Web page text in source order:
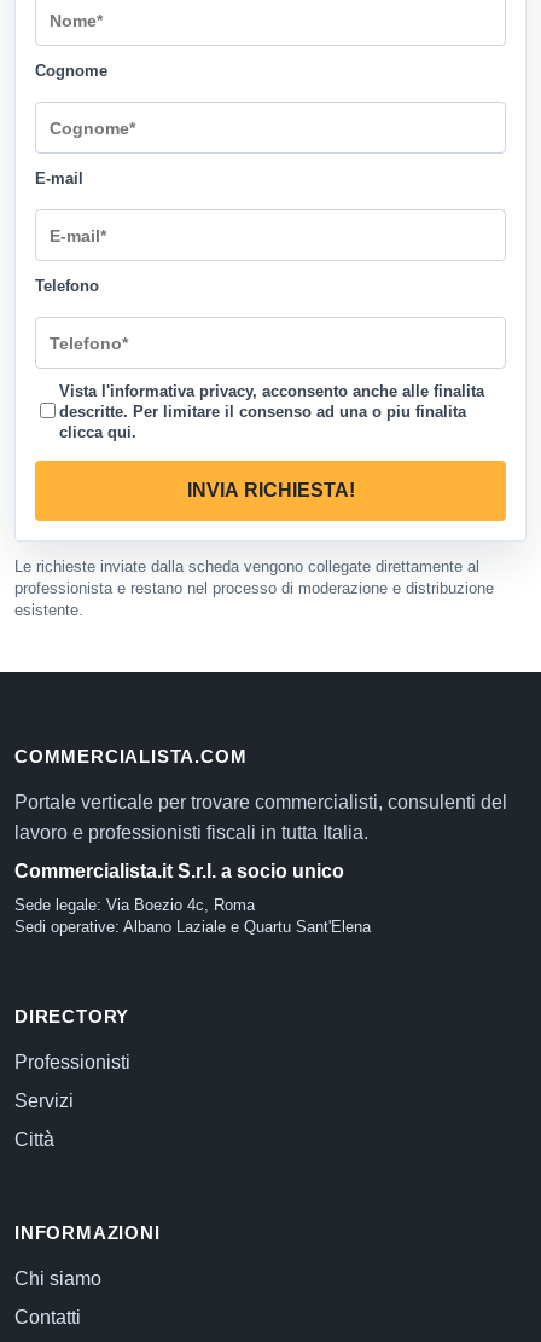
Cognome
E-mail
Telefono
Vista l'informativa privacy, acconsento anche alle finalita
descritte. Per limitare il consenso ad una o piu finalita
clicca qui.
INVIA RICHIESTA!
Le richieste inviate dalla scheda vengono collegate direttamente al
professionista e restano nel processo di moderazione e distribuzione
esistente.
COMMERCIALISTA.COM
Portale verticale per trovare commercialisti, consulenti del
lavoro e professionisti fiscali in tutta Italia.
Commercialista.it S.r.l. a socio unico
Sede legale: Via Boezio 4c, Roma
Sedi operative: Albano Laziale e Quartu Sant'Elena
DIRECTORY
Professionisti
Servizi
Città
INFORMAZIONI
Chi siamo
Contatti